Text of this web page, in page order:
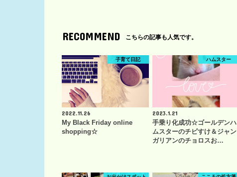
RECOMMEND こちらの記事も人気です。
子育て日記
2022.11.26
My Black Friday online
shopping☆
ハムスター
2023.1.21
手乗り化成功☆ゴールデンハ
ムスターのチビすけ＆ジャン
ガリアンのチョロスお…